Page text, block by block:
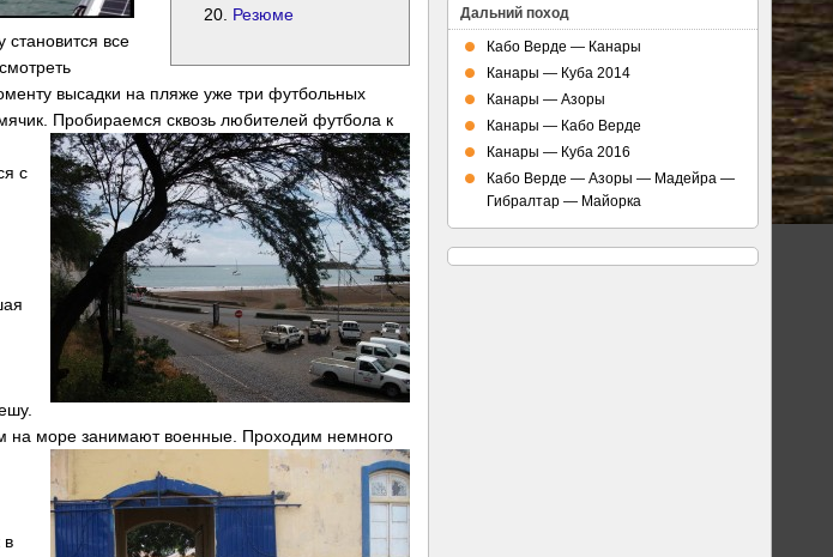
Резюме
все
высадки на пляже уже три футбольных
Пробираемся сквозь любителей футбола к
с
на море занимают военные. Проходим немного
в
Дальний поход
Кабо Верде — Канары
Канары — Куба 2014
Канары — Азоры
Канары — Кабо Верде
Канары — Куба 2016
Кабо Верде — Азоры — Мадейра —
Гибралтар — Майорка